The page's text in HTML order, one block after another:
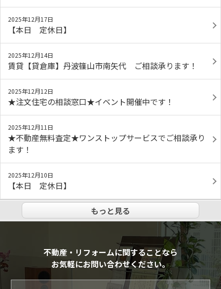
2025年12月17日
【本日 定休日】
2025年12月14日
賃貸【貸倉庫】丹波篠山市南矢代 ご相談承ります！
2025年12月12日
★注文住宅の相談窓口★イベント開催中です！
2025年12月11日
★不動産無料査定★ワンストップサービスでご相談承り
ます！
2025年12月10日
【本日 定休日】
もっと見る
不動産・リフォームに関することなら
お気軽にお問い合わせください。